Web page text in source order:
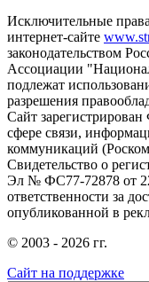
Исключительные
интернет-сайте
законодательством
Ассоциации
подлежат
разрешения
Сайт
сфере связи,
коммуникаций
Свидетельство о
Эл № ФС77-72878 от 22
ответственности за
опубликованной в
© 2003 - 2026 гг.
Сайт на поддержке